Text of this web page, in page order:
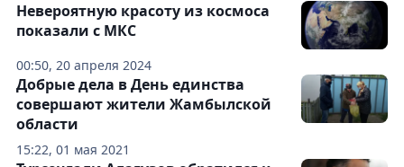
00:50, 20 апреля 2024
Невероятную красоту из космоса
показали с МКС
15:22, 01 мая 2021
Добрые дела в День единства
совершают жители Жамбылской
области